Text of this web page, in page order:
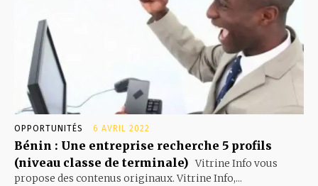
OPPORTUNITÉS 6 AVRIL 2022
Bénin : Une entreprise recherche 5 profils
(niveau classe de terminale) Vitrine Info vous
propose des contenus originaux. Vitrine Info,...